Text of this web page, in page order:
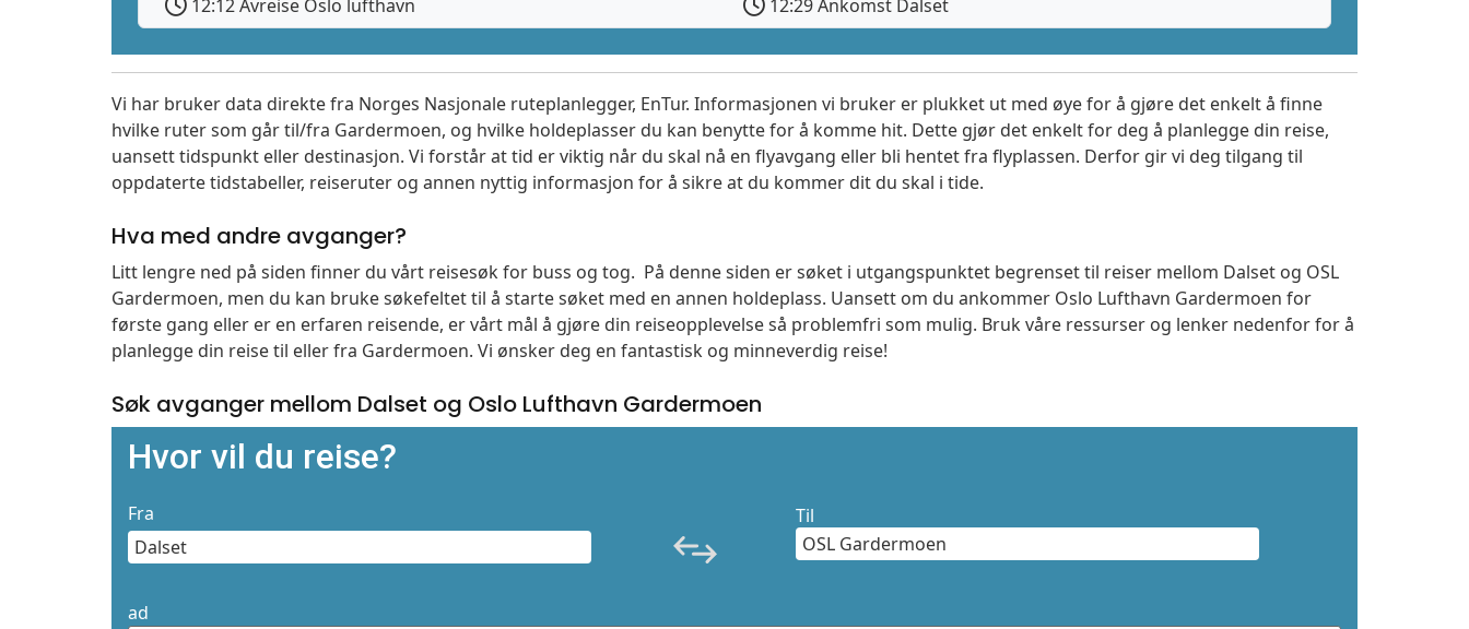
12:12 Avreise Oslo lufthavn
12:29 Ankomst Dalset
Vi har bruker data direkte fra Norges Nasjonale ruteplanlegger, EnTur. Informasjonen vi bruker er plukket ut med øye for å gjøre det enkelt å finne
hvilke ruter som går til/fra Gardermoen, og hvilke holdeplasser du kan benytte for å komme hit. Dette gjør det enkelt for deg å planlegge din reise,
uansett tidspunkt eller destinasjon. Vi forstår at tid er viktig når du skal nå en flyavgang eller bli hentet fra flyplassen. Derfor gir vi deg tilgang til
oppdaterte tidstabeller, reiseruter og annen nyttig informasjon for å sikre at du kommer dit du skal i tide.
Hva med andre avganger?
Litt lengre ned på siden finner du vårt reisesøk for buss og tog. På denne siden er søket i utgangspunktet begrenset til reiser mellom Dalset og OSL
Gardermoen, men du kan bruke søkefeltet til å starte søket med en annen holdeplass. Uansett om du ankommer Oslo Lufthavn Gardermoen for
første gang eller er en erfaren reisende, er vårt mål å gjøre din reiseopplevelse så problemfri som mulig. Bruk våre ressurser og lenker nedenfor for å
planlegge din reise til eller fra Gardermoen. Vi ønsker deg en fantastisk og minneverdig reise!
Søk avganger mellom Dalset og Oslo Lufthavn Gardermoen
Hvor vil du reise?
Fra Til
ad